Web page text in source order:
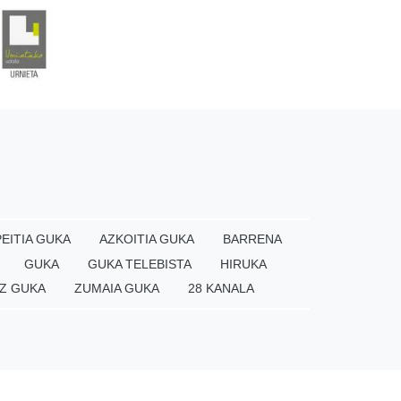
GUKA AZKOITIA GUKA
BARRENA
GUKA GUKA TELEBISTA
HIRUKA
GUKA ZUMAIA GUKA 28 KANALA